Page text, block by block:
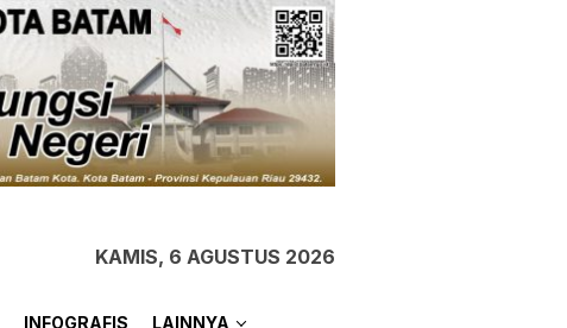
KAMIS, 6 AGUSTUS 2026
INFOGRAFIS LAINNYA